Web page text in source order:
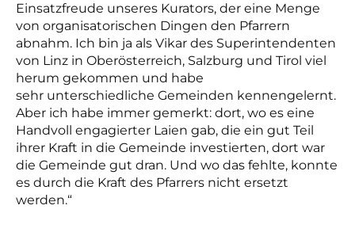
Einsatzfreude unseres Kurators, der eine Menge
von organisatorischen Dingen den Pfarrern
abnahm. Ich bin ja als Vikar des Superintendenten
von Linz in Oberösterreich, Salzburg und Tirol viel
herum gekommen und habe
sehr unterschiedliche Gemeinden kennengelernt.
Aber ich habe immer gemerkt: dort, wo es eine
Handvoll engagierter Laien gab, die ein gut Teil
ihrer Kraft in die Gemeinde investierten, dort war
die Gemeinde gut dran. Und wo das fehlte, konnte
es durch die Kraft des Pfarrers nicht ersetzt
werden.“